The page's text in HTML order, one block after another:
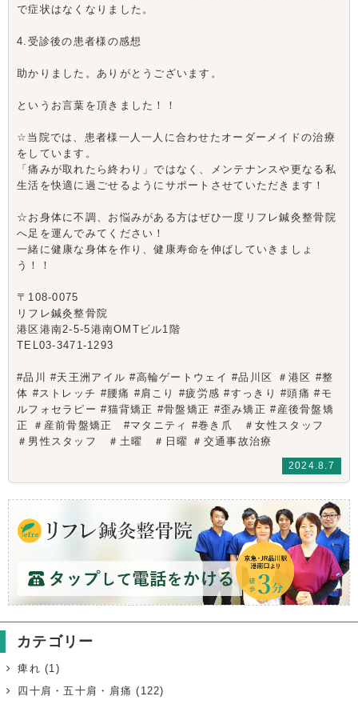
で症状はなくなりました。
4.受診後の患者様の感想
助かりました。ありがとうございます。
というお言葉を頂きました！！
☆当院では、患者様一人一人に合わせたオーダーメイドの治療
をしています。
「痛みが取れたら終わり」ではなく、メンテナンスや更なる私
生活を快適に過ごせるようにサポートさせていただきます！
☆お身体に不調、お悩みがある方はぜひ一度リフレ鍼灸整骨院
へ足を運んでみてください！
一緒に健康な身体を作り、健康寿命を伸ばしていきましょ
う！！
〒108-0075
リフレ鍼灸整骨院
港区港南2-5-5港南OMTビル1階
TEL03-3471-1293
#品川 #天王洲アイル #高輪ゲートウェイ #品川区 ＃港区 #整
体 #ストレッチ #腰痛 #肩こり #疲労感 #すっきり #頭痛 #モ
ルフォセラピー #猫背矯正 #骨盤矯正 #歪み矯正 #産後骨盤矯
正 ＃産前骨盤矯正 #マタニティ #巻き爪 ＃女性スタッフ
＃男性スタッフ ＃土曜 ＃日曜 ＃交通事故治療
2024.8.7
カテゴリー
痺れ (1)
四十肩・五十肩・肩痛 (122)